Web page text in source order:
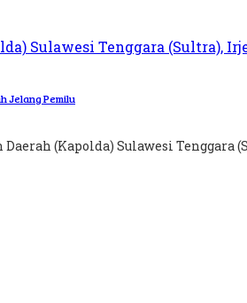
Jelang Pemilu
(Kapolda) Sulawesi Tenggara